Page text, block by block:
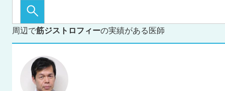
周辺で筋ジストロフィーの実績がある医師